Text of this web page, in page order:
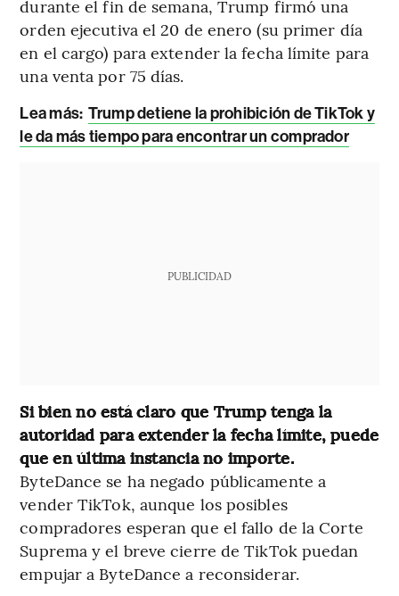
durante el fin de semana, Trump firmó una
orden ejecutiva el 20 de enero (su primer día
en el cargo) para extender la fecha límite para
una venta por 75 días.
Lea más: Trump detiene la prohibición de TikTok y
le da más tiempo para encontrar un comprador
PUBLICIDAD
Si bien no está claro que Trump tenga la
autoridad para extender la fecha límite, puede
que en última instancia no importe.
ByteDance se ha negado públicamente a
vender TikTok, aunque los posibles
compradores esperan que el fallo de la Corte
Suprema y el breve cierre de TikTok puedan
empujar a ByteDance a reconsiderar.